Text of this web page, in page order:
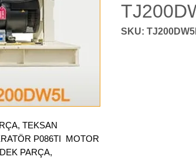
TEKSAN
P086TI MOTOR
PARÇA,